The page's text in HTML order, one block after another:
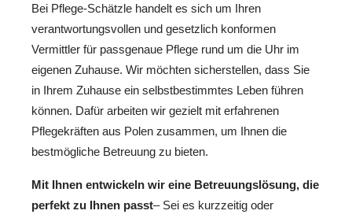
Bei Pflege-Schätzle handelt es sich um Ihren
verantwortungsvollen und gesetzlich konformen
Vermittler für passgenaue Pflege rund um die Uhr im
eigenen Zuhause. Wir möchten sicherstellen, dass Sie
in Ihrem Zuhause ein selbstbestimmtes Leben führen
können. Dafür arbeiten wir gezielt mit erfahrenen
Pflegekräften aus Polen zusammen, um Ihnen die
bestmögliche Betreuung zu bieten.
Mit Ihnen entwickeln wir eine Betreuungslösung, die
perfekt zu Ihnen passt– Sei es kurzzeitig oder